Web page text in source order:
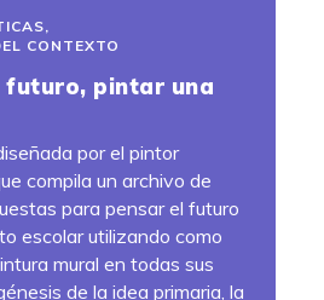
CONTEXTO
futuro, pintar una
por el pintor
compila un archivo de
para pensar el futuro
escolar utilizando como
mural en todas sus
de la idea primaria, la